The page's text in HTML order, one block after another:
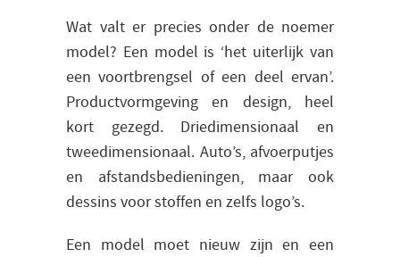
Wat valt er precies onder de noemer
model? Een model is ‘het uiterlijk van
een voortbrengsel of een deel ervan’.
Productvormgeving en design, heel
kort gezegd. Driedimensionaal en
tweedimensionaal. Auto’s, afvoerputjes
en afstandsbedieningen, maar ook
dessins voor stoffen en zelfs logo’s.
Een model moet nieuw zijn en een